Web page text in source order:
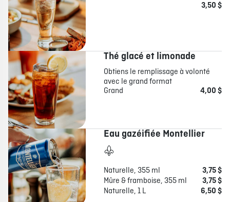
3,50 $
Thé glacé et limonade
Obtiens le remplissage à volonté
avec le grand format
Grand
4,00 $
Eau gazéifiée Montellier
Naturelle, 355 ml
3,75 $
Mûre & framboise, 355 ml
3,75 $
Naturelle, 1 L
6,50 $